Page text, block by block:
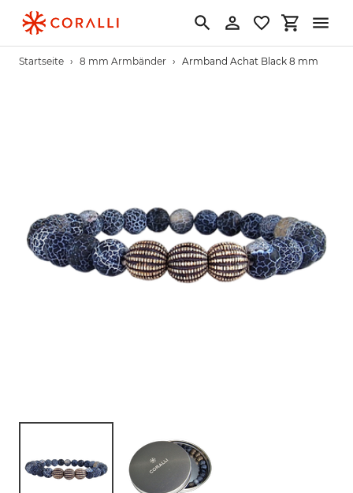
Direkt
zum
Inhalt
SuchenEinloggen
Startseite › 8 mm Armbänder › Armband Achat Black 8 mm